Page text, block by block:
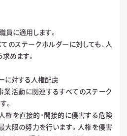
員に適用します。
のステークホルダーに対しても、人
めます。
に対する人権配慮
活動に関連するすべてのステーク
。
権を直接的・間接的に侵害する危険
大限の努力を行います。人権を侵害